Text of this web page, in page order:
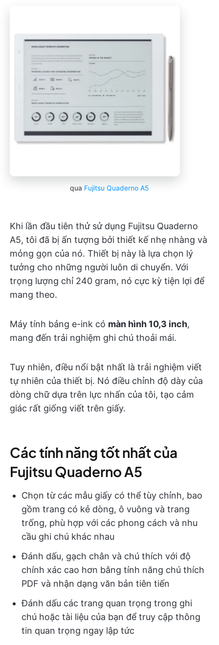
qua Fujitsu Quaderno A5
Khi lần đầu tiên thử sử dụng Fujitsu Quaderno
A5, tôi đã bị ấn tượng bởi thiết kế nhẹ nhàng và
mỏng gọn của nó. Thiết bị này là lựa chọn lý
tưởng cho những người luôn di chuyển. Với
trọng lượng chỉ 240 gram, nó cực kỳ tiện lợi để
mang theo.
Máy tính bảng e-ink có màn hình 10,3 inch,
mang đến trải nghiệm ghi chú thoải mái.
Tuy nhiên, điều nổi bật nhất là trải nghiệm viết
tự nhiên của thiết bị. Nó điều chỉnh độ dày của
dòng chữ dựa trên lực nhấn của tôi, tạo cảm
giác rất giống viết trên giấy.
Các tính năng tốt nhất của
Fujitsu Quaderno A5
Chọn từ các mẫu giấy có thể tùy chỉnh, bao
gồm trang có kẻ dòng, ô vuông và trang
trống, phù hợp với các phong cách và nhu
cầu ghi chú khác nhau
Đánh dấu, gạch chân và chú thích với độ
chính xác cao hơn bằng tính năng chú thích
PDF và nhận dạng văn bản tiên tiến
Đánh dấu các trang quan trọng trong ghi
chú hoặc tài liệu của bạn để truy cập thông
tin quan trọng ngay lập tức